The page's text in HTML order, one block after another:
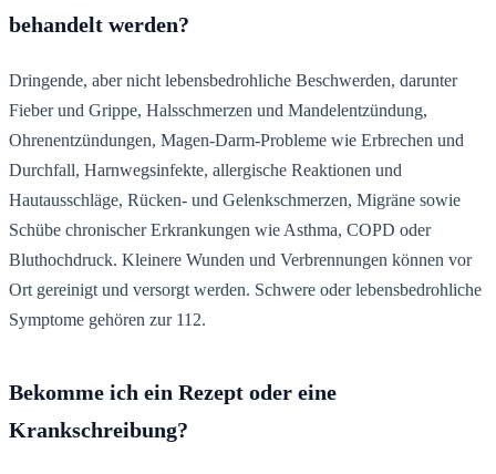
behandelt werden?
Dringende, aber nicht lebensbedrohliche Beschwerden, darunter
Fieber und Grippe, Halsschmerzen und Mandelentzündung,
Ohrenentzündungen, Magen-Darm-Probleme wie Erbrechen und
Durchfall, Harnwegsinfekte, allergische Reaktionen und
Hautausschläge, Rücken- und Gelenkschmerzen, Migräne sowie
Schübe chronischer Erkrankungen wie Asthma, COPD oder
Bluthochdruck. Kleinere Wunden und Verbrennungen können vor
Ort gereinigt und versorgt werden. Schwere oder lebensbedrohliche
Symptome gehören zur 112.
Bekomme ich ein Rezept oder eine
Krankschreibung?